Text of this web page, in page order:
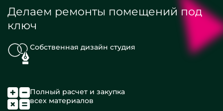
Делаем ремонты помещений под
ключ
Собственная дизайн студия
Полный расчет и закупка
всех материалов